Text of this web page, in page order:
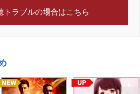
トラブルの場合はこちら